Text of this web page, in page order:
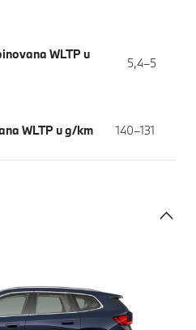
WLTP u
5,4–5
WLTP u g/km 140–131